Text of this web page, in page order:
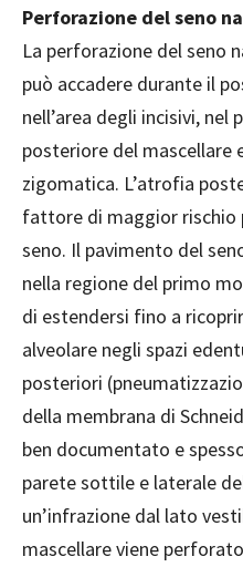
Perforazione del seno
La perforazione del seno
può accadere durante il
nell’area degli incisivi, nel
posteriore del mascellare
zigomatica. L’atrofia
fattore di maggior rischio
seno. Il pavimento del
nella regione del primo
di estendersi fino a
alveolare negli spazi
posteriori
della membrana di
ben documentato e
parete sottile e laterale
un’infrazione dal lato
mascellare viene